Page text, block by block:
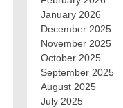
January 2026
December 2025
November 2025
October 2025
September 2025
August 2025
July 2025